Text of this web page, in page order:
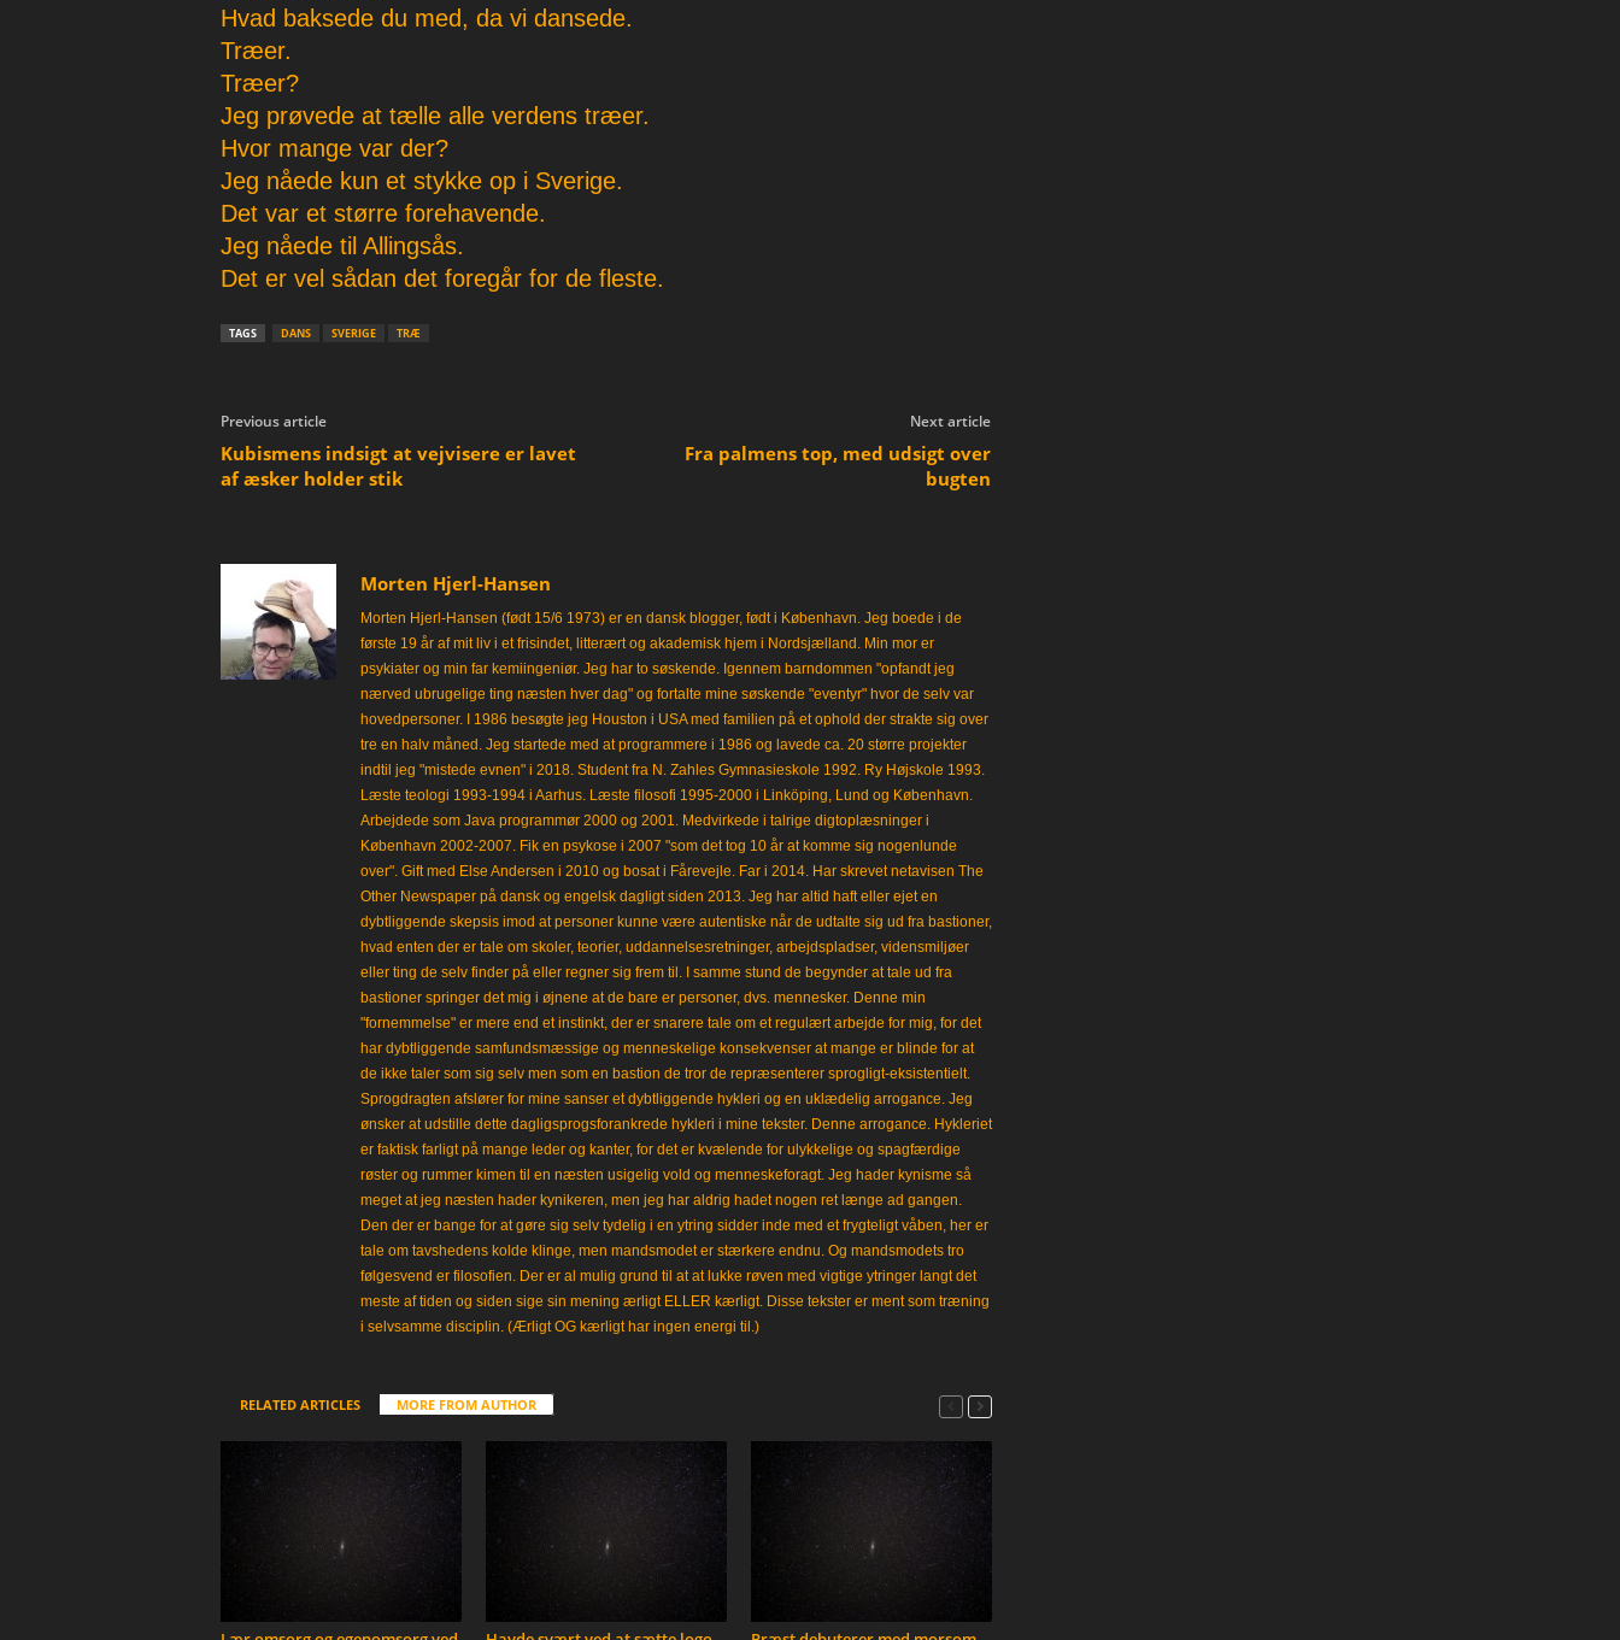
Hvad baksede du med, da vi dansede.
Træer.
Træer?
Jeg prøvede at tælle alle verdens træer.
Hvor mange var der?
Jeg nåede kun et stykke op i Sverige.
Det var et større forehavende.
Jeg nåede til Allingsås.
Det er vel sådan det foregår for de fleste.
TAGS DANS SVERIGE TRÆ
Previous article
Kubismens indsigt at vejvisere er lavet
af æsker holder stik
Next article
Fra palmens top, med udsigt over
bugten
Morten Hjerl-Hansen
Morten Hjerl-Hansen (født 15/6 1973) er en dansk blogger, født i København. Jeg boede i de
første 19 år af mit liv i et frisindet, litterært og akademisk hjem i Nordsjælland. Min mor er
psykiater og min far kemiingeniør. Jeg har to søskende. Igennem barndommen "opfandt jeg
nærved ubrugelige ting næsten hver dag" og fortalte mine søskende "eventyr" hvor de selv var
hovedpersoner. I 1986 besøgte jeg Houston i USA med familien på et ophold der strakte sig over
tre en halv måned. Jeg startede med at programmere i 1986 og lavede ca. 20 større projekter
indtil jeg "mistede evnen" i 2018. Student fra N. Zahles Gymnasieskole 1992. Ry Højskole 1993.
Læste teologi 1993-1994 i Aarhus. Læste filosofi 1995-2000 i Linköping, Lund og København.
Arbejdede som Java programmør 2000 og 2001. Medvirkede i talrige digtoplæsninger i
København 2002-2007. Fik en psykose i 2007 "som det tog 10 år at komme sig nogenlunde
over". Gift med Else Andersen i 2010 og bosat i Fårevejle. Far i 2014. Har skrevet netavisen The
Other Newspaper på dansk og engelsk dagligt siden 2013. Jeg har altid haft eller ejet en
dybtliggende skepsis imod at personer kunne være autentiske når de udtalte sig ud fra bastioner,
hvad enten der er tale om skoler, teorier, uddannelsesretninger, arbejdspladser, vidensmiljøer
eller ting de selv finder på eller regner sig frem til. I samme stund de begynder at tale ud fra
bastioner springer det mig i øjnene at de bare er personer, dvs. mennesker. Denne min
"fornemmelse" er mere end et instinkt, der er snarere tale om et regulært arbejde for mig, for det
har dybtliggende samfundsmæssige og menneskelige konsekvenser at mange er blinde for at
de ikke taler som sig selv men som en bastion de tror de repræsenterer sprogligt-eksistentielt.
Sprogdragten afslører for mine sanser et dybtliggende hykleri og en uklædelig arrogance. Jeg
ønsker at udstille dette dagligsprogsforankrede hykleri i mine tekster. Denne arrogance. Hykleriet
er faktisk farligt på mange leder og kanter, for det er kvælende for ulykkelige og spagfærdige
røster og rummer kimen til en næsten usigelig vold og menneskeforagt. Jeg hader kynisme så
meget at jeg næsten hader kynikeren, men jeg har aldrig hadet nogen ret længe ad gangen.
Den der er bange for at gøre sig selv tydelig i en ytring sidder inde med et frygteligt våben, her er
tale om tavshedens kolde klinge, men mandsmodet er stærkere endnu. Og mandsmodets tro
følgesvend er filosofien. Der er al mulig grund til at at lukke røven med vigtige ytringer langt det
meste af tiden og siden sige sin mening ærligt ELLER kærligt. Disse tekster er ment som træning
i selvsamme disciplin. (Ærligt OG kærligt har ingen energi til.)
RELATED ARTICLES MORE FROM AUTHOR